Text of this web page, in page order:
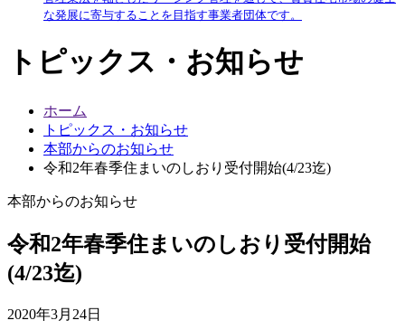
な発展に寄与することを目指す事業者団体です。
トピックス・お知らせ
ホーム
トピックス・お知らせ
本部からのお知らせ
令和2年春季住まいのしおり受付開始(4/23迄)
本部からのお知らせ
令和2年春季住まいのしおり受付開始
(4/23迄)
2020年3月24日